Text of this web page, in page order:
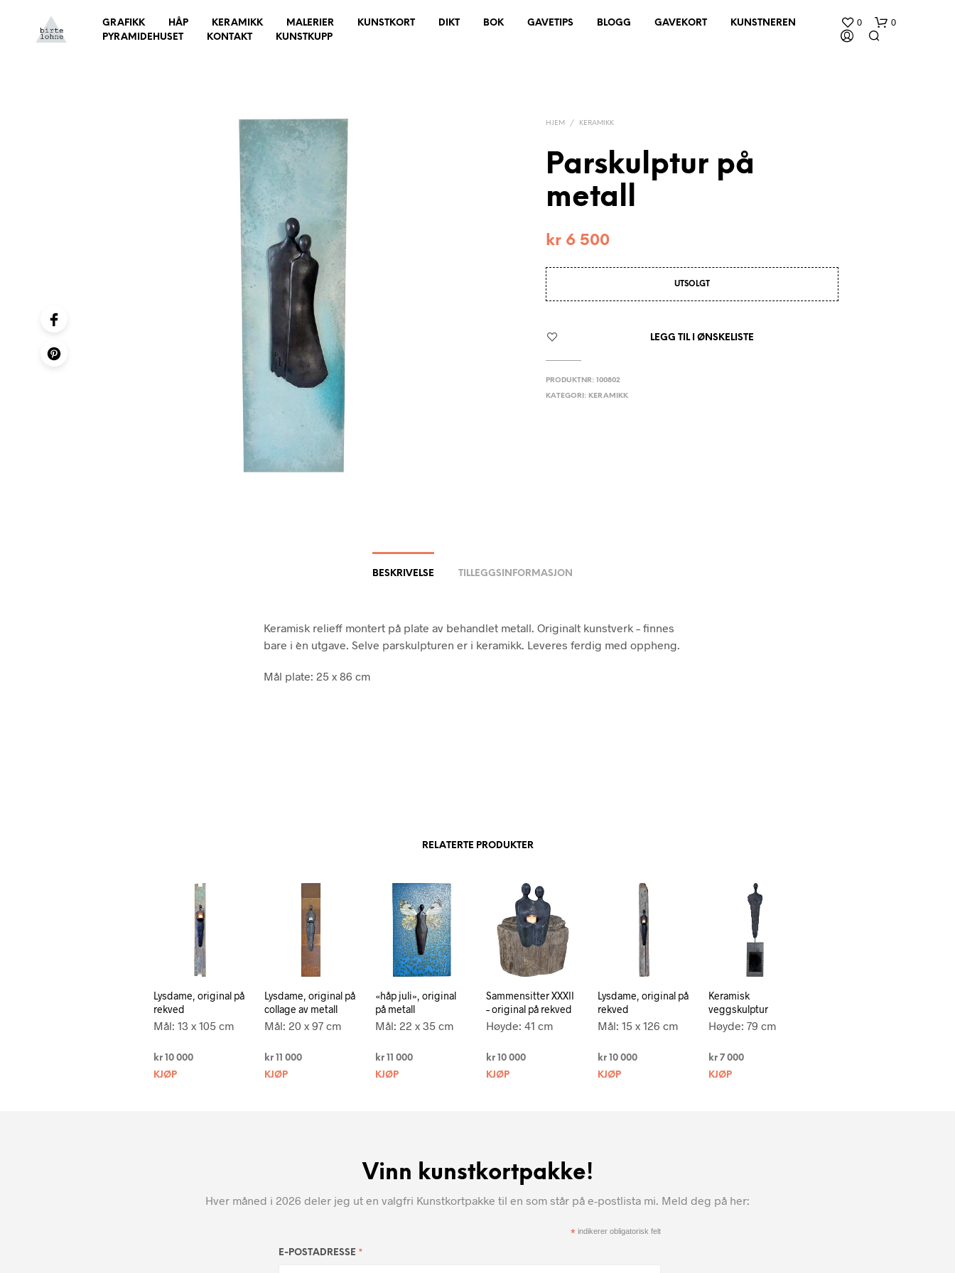
GRAFIKK HÅP KERAMIKK MALERIER KUNSTKORT DIKT BOK GAVETIPS BLOGG GAVEKORT
KUNSTNEREN
PYRAMIDEHUSET
KONTAKT KUNSTKUPP
0 0
HJEM / KERAMIKK
Parskulptur på
metall
kr 6 500
UTSOLGT
LEGG TIL I ØNSKELISTE
PRODUKTNR:100802
KATEGORI: KERAMIKK
BESKRIVELSE TILLEGGSINFORMASJON
Keramisk relieff montert på plate av behandlet metall. Originalt kunstverk – finnes
bare i èn utgave. Selve parskulpturen er i keramikk. Leveres ferdig med oppheng.
Mål plate: 25 x 86 cm
RELATERTE PRODUKTER
Lysdame, original på
rekved
Mål: 13 x 105 cm
kr10 000
KJØP
Lysdame, original på
collage av metall
Mål: 20 x 97 cm
kr11 000
KJØP
«håp juli», original
på metall
Mål: 22 x 35 cm
kr 11 000
KJØP
Sammensitter XXXII
– original på rekved
Høyde: 41 cm
kr 10 000
KJØP
Lysdame, original på
rekved
Mål: 15 x 126 cm
kr10 000
KJØP
Keramisk
veggskulptur
Høyde: 79 cm
kr 7 000
KJØP
Vinn kunstkortpakke!
Hver måned i 2026 deler jeg ut en valgfri Kunstkortpakke til en som står på e-postlista mi. Meld deg på her:
*indikerer obligatorisk felt
E-POSTADRESSE *